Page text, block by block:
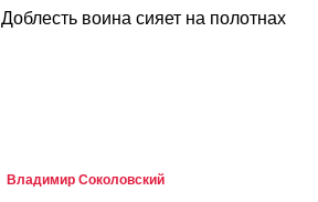
Доблесть воина сияет на полотнах
Владимир Соколовский